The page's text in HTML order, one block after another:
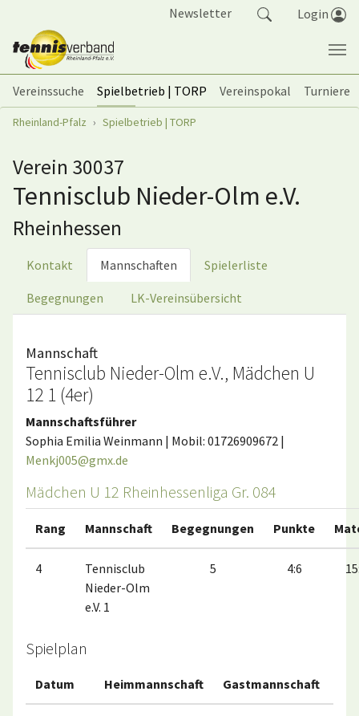
Newsletter Login
Vereinssuche Spielbetrieb | TORP Vereinspokal
Turniere
Sie sind hier:
Rheinland-Pfalz Spielbetrieb | TORP
Verein 30037
Tennisclub Nieder-Olm e.V.
Rheinhessen
Kontakt Mannschaften Spielerliste
Begegnungen LK-Vereinsübersicht
Mannschaft
Tennisclub Nieder-Olm e.V., Mädchen U
12 1 (4er)
Mannschaftsführer
Sophia Emilia Weinmann | Mobil: 01726909672 |
Menkj005@gmx.de
Mädchen U 12 Rheinhessenliga Gr. 084
Rang Mannschaft Begegnungen Punkte
4
Tennisclub
Nieder-Olm
e.V. 1
5 4:6
Spielplan
Datum Heimmannschaft Gastmannschaft